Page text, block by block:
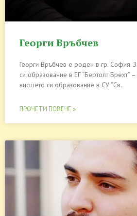
Георги Връбчев
Георги Връбчев е роден в гр. София.
си образование в ЕГ “Бертолт Брехт”
висшето си образование в СУ “Св.
ПРОЧЕТИ ПОВЕЧЕ »